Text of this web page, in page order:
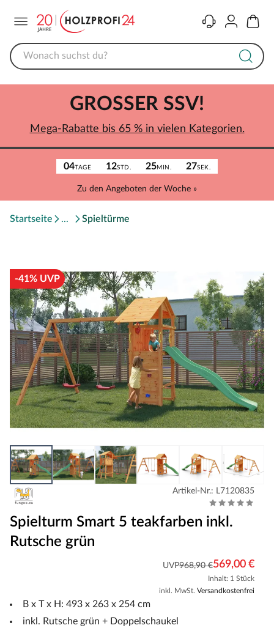
KontaktKonto
04TAGE 12STD. 25MIN. 27SEK.
Zu den Angeboten der Woche »
GROSSER SSV!
Mega-Rabatte bis 65 % in vielen Kategorien.
Startseite Spieltürme
-41% UVP
Artikel-Nr.: L7120835
Spielturm Smart 5 teakfarben inkl.
Rutsche grün
UVP968,90 €569,00 €
Inhalt: 1 Stück
inkl. MwSt. Versandkostenfrei
B x T x H: 493 x 263 x 254 cm
inkl. Rutsche grün + Doppelschaukel